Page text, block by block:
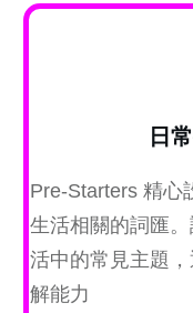
日
Pre-Starters 精心
生活相關的詞匯
活中的常見主題
解能力